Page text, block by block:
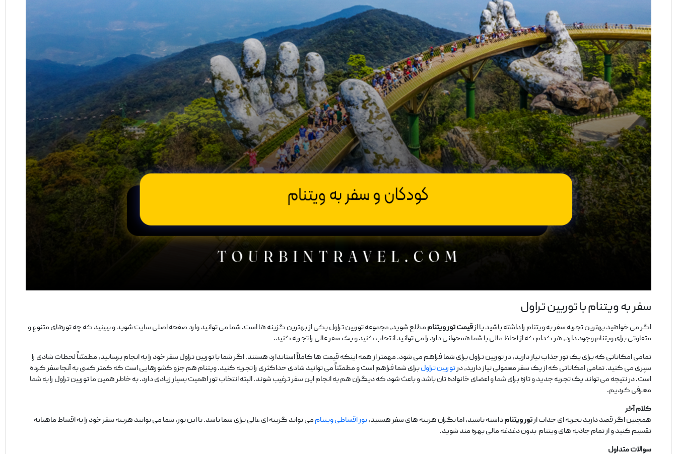
سفر به ویتنام با توربین تراول
اگر می‌ خواهید بهترین تجربه سفر به ویتنام را داشته باشید یا ازقیمت تور ویتناممطلع شوید، مجموعه توربین تراول یکی از بهترین گزینه‌ ها است. شما می‌ توانید وارد صفحه اصلی سایت شوید و ببینید که چه تورهای متنوع و
متفاوتی برای ویتنام وجود دارد، هر کدام که از لحاظ مالی با شما همخوانی دارد را می‌ توانید انتخاب کنید و یک سفر عالی را تجربه کنید.
تمامی امکاناتی که برای یک تور جذاب نیاز دارید، در توربین تراول برای شما فراهم می‌ شود. مهمتر از همه اینکه قیمت‌ ها کاملاً استاندارد هستند. اگر شما با توربین تراول سفر خود را به انجام برسانید، مطمئناً لحظات شادی را
سپری می‌ کنید. تمامی امکاناتی که از یک سفر معمولی نیاز دارید، درتوربین تراولبرای شما فراهم است و مطمئناً می‌ توانید شادی حداکثری را تجربه کنید. ویتنام هم جزو کشورهایی است که کمتر کسی به آنجا سفر کرده
است. در نتیجه می‌ تواند یک تجربه جدید و تازه برای شما و اعضای خانواده‌ تان باشد و باعث شود که دیگران هم به انجام این سفر ترغیب شوند. البته انتخاب تور اهمیت بسیار زیادی دارد. به خاطر همین ما توربین تراول را به شما
معرفی کردیم‌.
کلام آخر
همچنیناگر قصد دارید تجربه ‌ای جذاب ازتور ویتنامداشته باشید، اما نگران هزینه ‌های سفر هستید،تور اقساطی ویتناممی‌ تواند گزینه ‌ای عالی برای شما باشد. با این تور، شما می ‌توانید هزینه سفر خود را به اقساط ماهیانه
تقسیم کنید و از تمام جاذبه ‌های ویتنام بدون دغدغه مالی بهره ‌مند شوید.
سوالات متداول